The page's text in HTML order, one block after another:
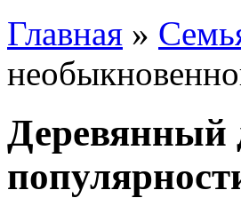
Главная »
Деревянный